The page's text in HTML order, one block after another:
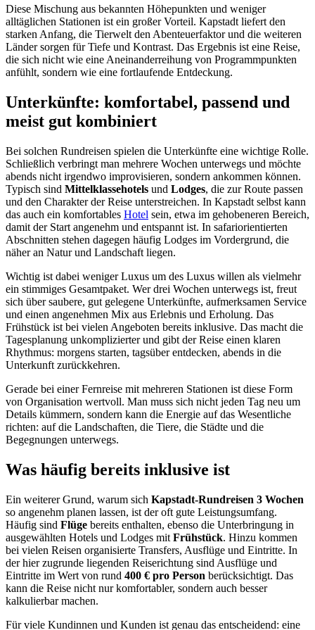
Diese Mischung aus bekannten Höhepunkten und weniger
alltäglichen Stationen ist ein großer Vorteil. Kapstadt liefert den
starken Anfang, die Tierwelt den Abenteuerfaktor und die weiteren
Länder sorgen für Tiefe und Kontrast. Das Ergebnis ist eine Reise,
die sich nicht wie eine Aneinanderreihung von Programmpunkten
anfühlt, sondern wie eine fortlaufende Entdeckung.
Unterkünfte: komfortabel, passend und
meist gut kombiniert
Bei solchen Rundreisen spielen die Unterkünfte eine wichtige Rolle.
Schließlich verbringt man mehrere Wochen unterwegs und möchte
abends nicht irgendwo improvisieren, sondern ankommen können.
Typisch sind Mittelklassehotels und Lodges, die zur Route passen
und den Charakter der Reise unterstreichen. In Kapstadt selbst kann
das auch ein komfortables Hotel sein, etwa im gehobeneren Bereich,
damit der Start angenehm und entspannt ist. In safariorientierten
Abschnitten stehen dagegen häufig Lodges im Vordergrund, die
näher an Natur und Landschaft liegen.
Wichtig ist dabei weniger Luxus um des Luxus willen als vielmehr
ein stimmiges Gesamtpaket. Wer drei Wochen unterwegs ist, freut
sich über saubere, gut gelegene Unterkünfte, aufmerksamen Service
und einen angenehmen Mix aus Erlebnis und Erholung. Das
Frühstück ist bei vielen Angeboten bereits inklusive. Das macht die
Tagesplanung unkomplizierter und gibt der Reise einen klaren
Rhythmus: morgens starten, tagsüber entdecken, abends in die
Unterkunft zurückkehren.
Gerade bei einer Fernreise mit mehreren Stationen ist diese Form
von Organisation wertvoll. Man muss sich nicht jeden Tag neu um
Details kümmern, sondern kann die Energie auf das Wesentliche
richten: auf die Landschaften, die Tiere, die Städte und die
Begegnungen unterwegs.
Was häufig bereits inklusive ist
Ein weiterer Grund, warum sich Kapstadt-Rundreisen 3 Wochen
so angenehm planen lassen, ist der oft gute Leistungsumfang.
Häufig sind Flüge bereits enthalten, ebenso die Unterbringung in
ausgewählten Hotels und Lodges mit Frühstück. Hinzu kommen
bei vielen Reisen organisierte Transfers, Ausflüge und Eintritte. In
der hier zugrunde liegenden Reiserichtung sind Ausflüge und
Eintritte im Wert von rund 400 € pro Person berücksichtigt. Das
kann die Reise nicht nur komfortabler, sondern auch besser
kalkulierbar machen.
Für viele Kundinnen und Kunden ist genau das entscheidend: eine